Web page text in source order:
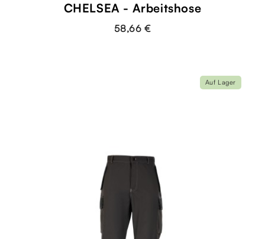
CHELSEA - Arbeitshose
58,66 €
Auf Lager